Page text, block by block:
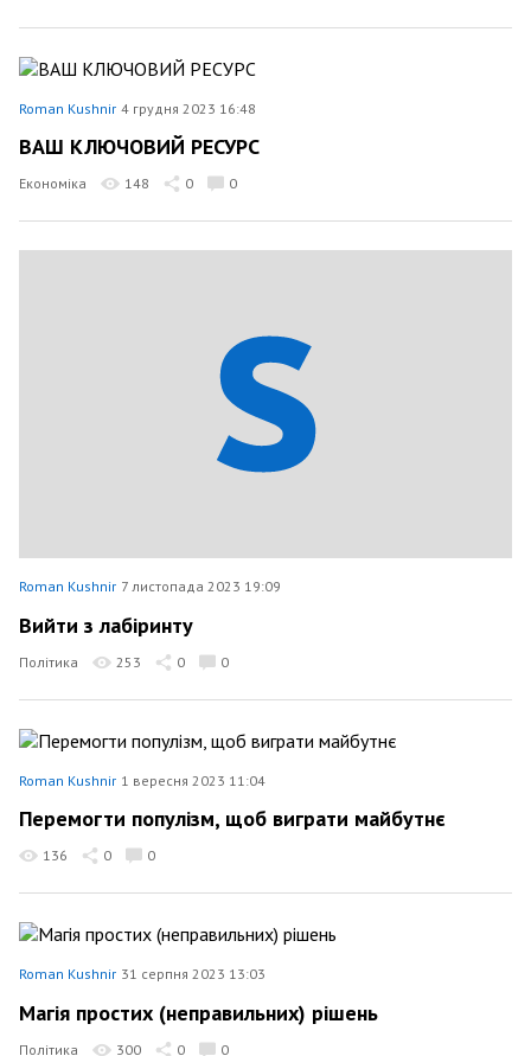
Roman Kushnir 4 грудня 2023 16:48
ВАШ КЛЮЧОВИЙ РЕСУРС
Економіка 148 0 0
Roman Kushnir 7 листопада 2023 19:09
Вийти з лабіринту
Політика 253 0 0
Roman Kushnir 1 вересня 2023 11:04
Перемогти популізм, щоб виграти майбутнє
136 0 0
Roman Kushnir 31 серпня 2023 13:03
Магія простих (неправильних) рішень
Політика 300 0 0